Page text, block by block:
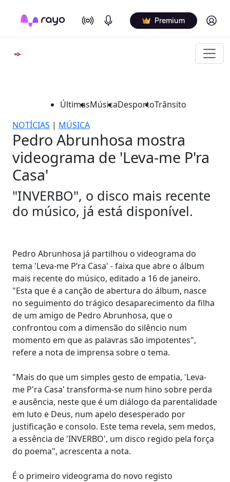
On Air Podcasts Premium Log in
ÚltimasMúsicaDesportoTrânsito
NOTÍCIAS | MÚSICA
Pedro Abrunhosa mostra
videograma de 'Leva-me P'ra
Casa'
"INVERBO", o disco mais recente
do músico, já está disponível.
Pedro Abrunhosa já partilhou o videograma do
tema 'Leva-me P’ra Casa' - faixa que abre o álbum
mais recente do músico, editado a 16 de janeiro.
"Esta que é a canção de abertura do álbum, nasce
no seguimento do trágico desaparecimento da filha
de um amigo de Pedro Abrunhosa, que o
confrontou com a dimensão do silêncio num
momento em que as palavras são impotentes",
refere a nota de imprensa sobre o tema.
"Mais do que um simples gesto de empatia, 'Leva-
me P'ra Casa' transforma-se num hino sobre perda
e ausência, neste que é um diálogo da parentalidade
em luto e Deus, num apelo desesperado por
justificação e consolo. Este tema revela, sem medos,
a essência de 'INVERBO', um disco regido pela força
do poema", acrescenta a nota.
É o primeiro videograma do novo registo